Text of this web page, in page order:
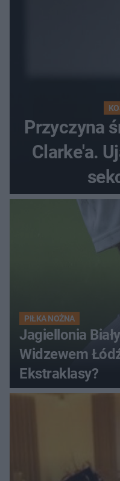
Przyczyna
Clarke'a.
PIŁKA NOŻNA
Jagiellonia
Widzewem
Ekstraklasy?